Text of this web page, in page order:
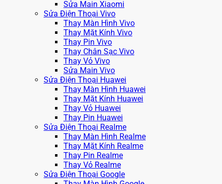
Sửa Main Xiaomi
Sửa Điện Thoại Vivo
Thay Màn Hình Vivo
Thay Mặt Kính Vivo
Thay Pin Vivo
Thay Chân Sạc Vivo
Thay Vỏ Vivo
Sửa Main Vivo
Sửa Điện Thoại Huawei
Thay Màn Hình Huawei
Thay Mặt Kính Huawei
Thay Vỏ Huawei
Thay Pin Huawei
Sửa Điện Thoại Realme
Thay Màn Hình Realme
Thay Mặt Kính Realme
Thay Pin Realme
Thay Vỏ Realme
Sửa Điện Thoại Google